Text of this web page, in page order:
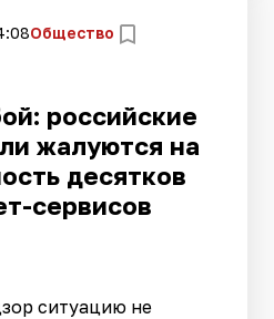
Общество
российские
жалуются на
десятков
сервисов
ситуацию не